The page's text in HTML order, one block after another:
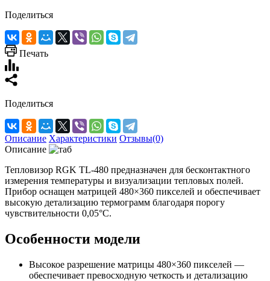
Поделиться
Печать
Поделиться
Описание Характеристики Отзывы(0)
Описание
Тепловизор RGK TL-480 предназначен для бесконтактного
измерения температуры и визуализации тепловых полей.
Прибор оснащен матрицей 480×360 пикселей и обеспечивает
высокую детализацию термограмм благодаря порогу
чувствительности 0,05°C.
Особенности модели
Высокое разрешение матрицы 480×360 пикселей —
обеспечивает превосходную четкость и детализацию